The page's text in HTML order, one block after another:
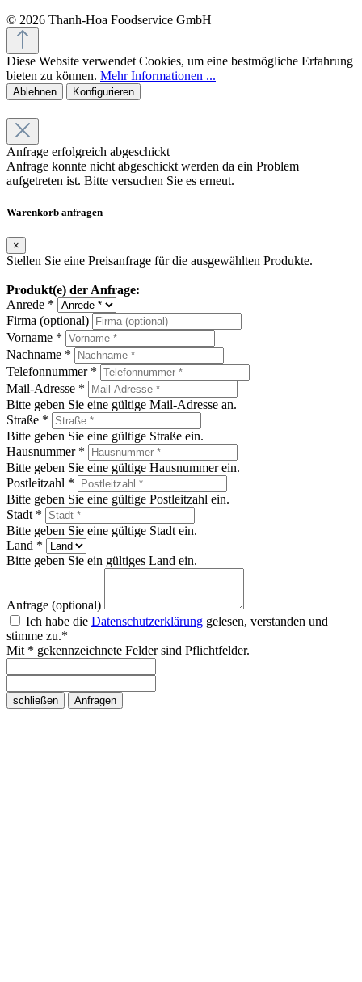
© 2026 Thanh-Hoa Foodservice GmbH
Diese Website verwendet Cookies, um eine bestmögliche Erfahrung
bieten zu können. Mehr Informationen ...
Ablehnen Konfigurieren
Anfrage erfolgreich abgeschickt
Anfrage konnte nicht abgeschickt werden da ein Problem
aufgetreten ist. Bitte versuchen Sie es erneut.
Warenkorb anfragen
×
Stellen Sie eine Preisanfrage für die ausgewählten Produkte.
Produkt(e) der Anfrage:
Anrede *
Firma (optional)
Vorname *
Nachname *
Telefonnummer *
Mail-Adresse *
Bitte geben Sie eine gültige Mail-Adresse an.
Straße *
Bitte geben Sie eine gültige Straße ein.
Hausnummer *
Bitte geben Sie eine gültige Hausnummer ein.
Postleitzahl *
Bitte geben Sie eine gültige Postleitzahl ein.
Stadt *
Bitte geben Sie eine gültige Stadt ein.
Land *
Bitte geben Sie ein gültiges Land ein.
Anfrage (optional)
Ich habe die Datenschutzerklärung gelesen, verstanden und
stimme zu.*
Mit * gekennzeichnete Felder sind Pflichtfelder.
schließen Anfragen